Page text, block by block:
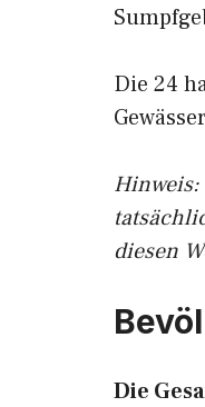
Die 24
Hinweis:
diesen
Die